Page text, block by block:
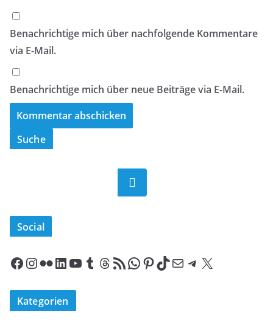
Benachrichtige mich über nachfolgende Kommentare
via E-Mail.
Benachrichtige mich über neue Beiträge via E-Mail.
Suche
Suchen
Social
Facebook InstagramFlickr LinkedIn YouTube Tumblr Threads RSS-Feed WhatsApp Pinterest TikTok E-Mail Telegram X
Kategorien